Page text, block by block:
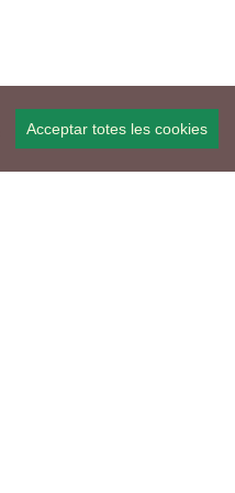
Acceptar totes les cookies